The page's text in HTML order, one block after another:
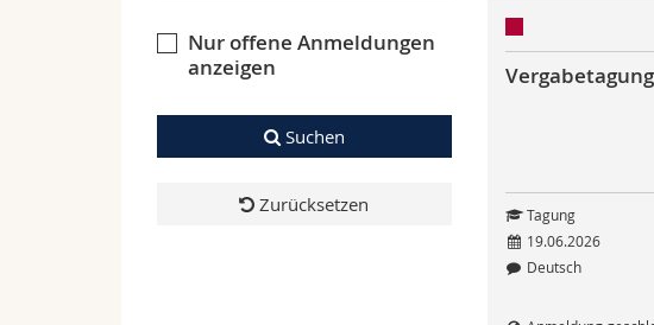
Nur offene Anmeldungen
anzeigen
Suchen
Zurücksetzen
Tagung
19.06.2026
Deutsch